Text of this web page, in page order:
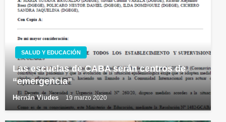
SALUD Y EDUCACIÓN
Las escuelas de CABA serán centros de
“emergencia”
Hernán Viudes 19 marzo 2020